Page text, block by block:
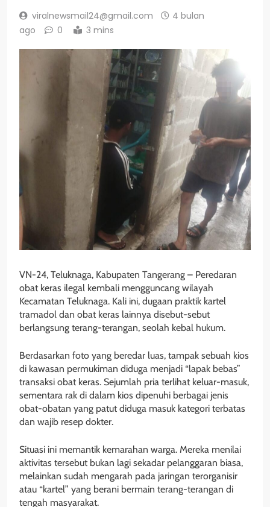
viralnewsmail24@gmail.com
4 bulan
ago
0 3 mins
VN-24, Teluknaga, Kabupaten Tangerang – Peredaran
obat keras ilegal kembali mengguncang wilayah
Kecamatan Teluknaga. Kali ini, dugaan praktik kartel
tramadol dan obat keras lainnya disebut-sebut
berlangsung terang-terangan, seolah kebal hukum.
Berdasarkan foto yang beredar luas, tampak sebuah kios
di kawasan permukiman diduga menjadi “lapak bebas”
transaksi obat keras. Sejumlah pria terlihat keluar-masuk,
sementara rak di dalam kios dipenuhi berbagai jenis
obat-obatan yang patut diduga masuk kategori terbatas
dan wajib resep dokter.
Situasi ini memantik kemarahan warga. Mereka menilai
aktivitas tersebut bukan lagi sekadar pelanggaran biasa,
melainkan sudah mengarah pada jaringan terorganisir
atau “kartel” yang berani bermain terang-terangan di
tengah masyarakat.